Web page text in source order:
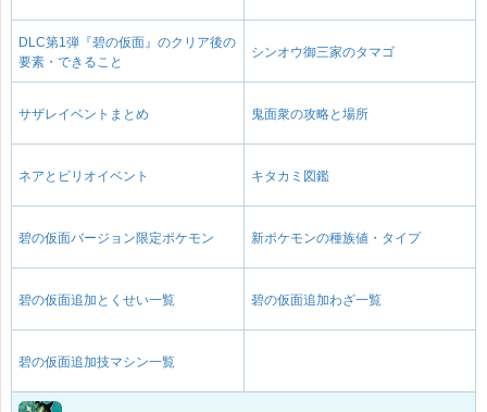
DLC第1弾『碧の仮面』のクリア後の
要素・できること
シンオウ御三家のタマゴ
サザレイベントまとめ 鬼面衆の攻略と場所
ネアとビリオイベント キタカミ図鑑
碧の仮面バージョン限定ポケモン 新ポケモンの種族値・タイプ
碧の仮面追加とくせい一覧 碧の仮面追加わざ一覧
碧の仮面追加技マシン一覧